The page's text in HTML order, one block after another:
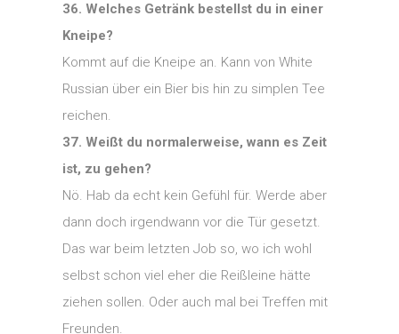
36. Welches Getränk bestellst du in einer
Kneipe?
Kommt auf die Kneipe an. Kann von White
Russian über ein Bier bis hin zu simplen Tee
reichen.
37. Weißt du normalerweise, wann es Zeit
ist, zu gehen?
Nö. Hab da echt kein Gefühl für. Werde aber
dann doch irgendwann vor die Tür gesetzt.
Das war beim letzten Job so, wo ich wohl
selbst schon viel eher die Reißleine hätte
ziehen sollen. Oder auch mal bei Treffen mit
Freunden.